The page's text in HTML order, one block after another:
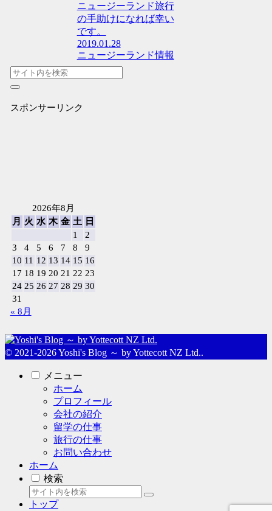
ニュージーランド旅行
の手助けになれば幸い
です。
2019.01.28
ニュージーランド情報
スポンサーリンク
2026年8月
月
火 水 木 金 土
日
1
2
3
4 5 6 7 8
9
10 11 12 13 14 15 16
17 18 19 20 21 22 23
24 25 26 27 28 29 30
31
« 8月
© 2021-2026 Yoshi's Blog ～ by Yottecott NZ Ltd..
メニュー
ホーム
プロフィール
会社の紹介
留学の仕事
旅行の仕事
お問い合わせ
ホーム
検索
トップ